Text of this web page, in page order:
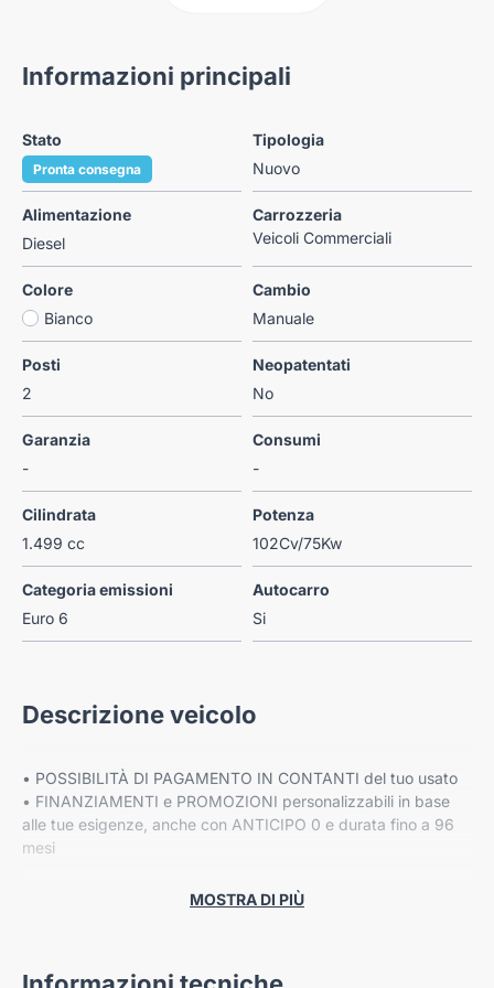
Informazioni principali
Stato
Pronta consegna
Tipologia
Nuovo
Alimentazione
Diesel
Carrozzeria
Veicoli Commerciali
Colore
Bianco
Cambio
Manuale
Posti
2
Neopatentati
No
Garanzia
-
Consumi
-
Cilindrata
1.499 cc
Potenza
102Cv/75Kw
Categoria emissioni
Euro 6
Autocarro
Si
Descrizione veicolo
• POSSIBILITÀ DI PAGAMENTO IN CONTANTI del tuo usato
• FINANZIAMENTI e PROMOZIONI personalizzabili in base
alle tue esigenze, anche con ANTICIPO 0 e durata fino a 96
mesi
MOSTRA DI PIÙ